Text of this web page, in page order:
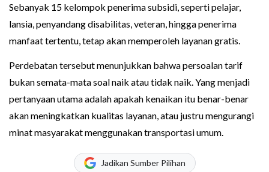
Sebanyak 15 kelompok penerima subsidi, seperti pelajar,
lansia, penyandang disabilitas, veteran, hingga penerima
manfaat tertentu, tetap akan memperoleh layanan gratis.
Perdebatan tersebut menunjukkan bahwa persoalan tarif
bukan semata-mata soal naik atau tidak naik. Yang menjadi
pertanyaan utama adalah apakah kenaikan itu benar-benar
akan meningkatkan kualitas layanan, atau justru mengurangi
minat masyarakat menggunakan transportasi umum.
Jadikan Sumber Pilihan